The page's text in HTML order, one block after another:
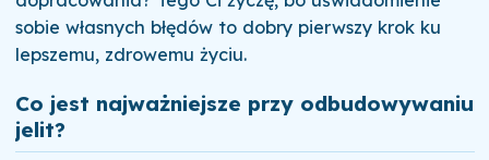
sobie własnych błędów to dobry pierwszy krok ku
lepszemu, zdrowemu życiu.
Co jest najważniejsze przy odbudowywaniu
jelit?